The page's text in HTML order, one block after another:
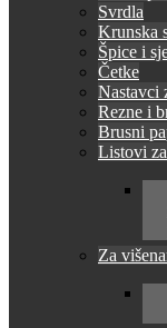
Svrdla
Krunska
Špice i
Četke
Nastavci
Rezne i
Brusni
Listovi
Za